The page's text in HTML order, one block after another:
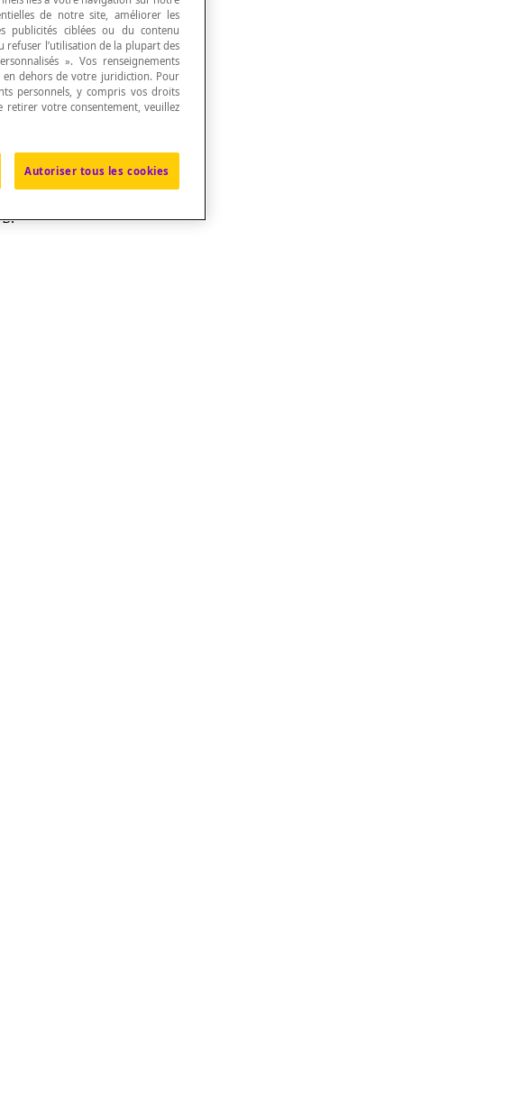
de notre site, améliorer les
publicités ciblées ou du contenu
refuser l’utilisation de la plupart des
». Vos renseignements
en dehors de votre juridiction. Pour
personnels, y compris vos droits
retirer votre consentement, veuillez
Autoriser tous les cookies